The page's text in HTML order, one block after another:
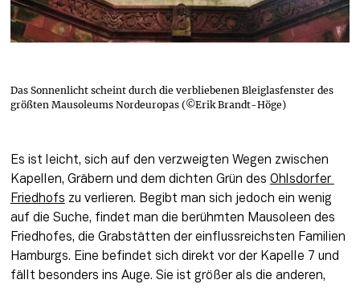
Das Sonnenlicht scheint durch die verbliebenen Bleiglasfenster des
größten Mausoleums Nordeuropas (©Erik Brandt-Höge)
Es ist leicht, sich auf den verzweigten Wegen zwischen
Kapellen, Gräbern und dem dichten Grün des Ohlsdorfer
Friedhofs zu verlieren. Begibt man sich jedoch ein wenig
auf die Suche, findet man die berühmten Mausoleen des
Friedhofes, die Grabstätten der einflussreichsten Familien
Hamburgs. Eine befindet sich direkt vor der Kapelle 7 und
fällt besonders ins Auge. Sie ist größer als die anderen,